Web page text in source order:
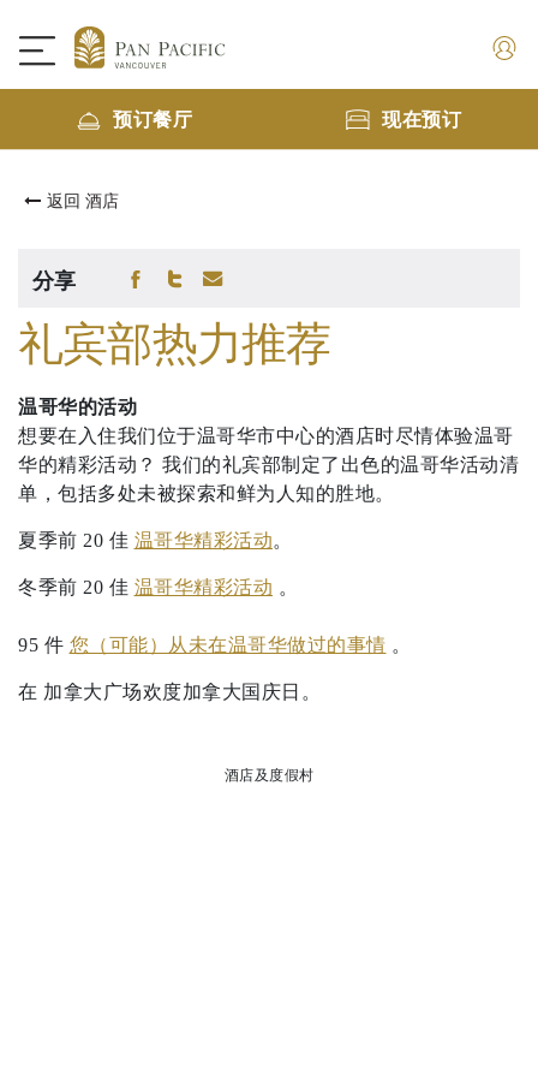
预订餐厅 现在预订
返回 酒店
分享
礼宾部热力推荐
温哥华的活动
想要在入住我们位于温哥华市中心的酒店时尽情体验温哥
华的精彩活动？ 我们的礼宾部制定了出色的温哥华活动清
单，包括多处未被探索和鲜为人知的胜地。
夏季前 20 佳 温哥华精彩活动。
冬季前 20 佳 温哥华精彩活动 。
95 件 您（可能）从未在温哥华做过的事情 。
在 加拿大广场欢度加拿大国庆日。
酒店及度假村